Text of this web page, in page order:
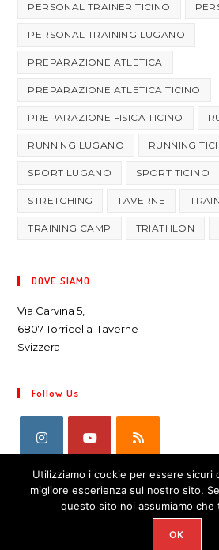
PERSONAL TRAINER TICINO
PERSONAL TRAINING LUGANO
PREPARAZIONE ATLETICA
PREPARAZIONE ATLETICA TICINO
PREPARAZIONE FISICA TICINO
RUNNING LUGANO RUNNING
SPORT LUGANO SPORT TICINO
STRETCHING TAVERNE
TRAINING CAMP TRIATHLON
DOVE SIAMO
Via Carvina 5,
6807 Torricella-Taverne
Svizzera
Follow Us
Utilizziamo i cookie per essere sicuri
migliore esperienza sul nostro sito.
questo sito noi assumiamo che
OK